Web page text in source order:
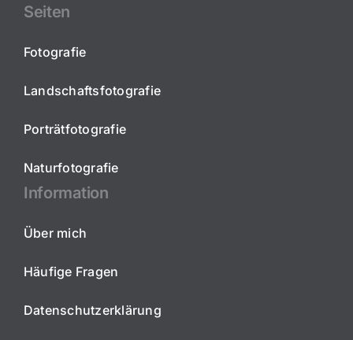
Seiten
Fotografie
Landschaftsfotografie
Porträtfotografie
Naturfotografie
Information
Über mich
Häufige Fragen
Datenschutzerklärung